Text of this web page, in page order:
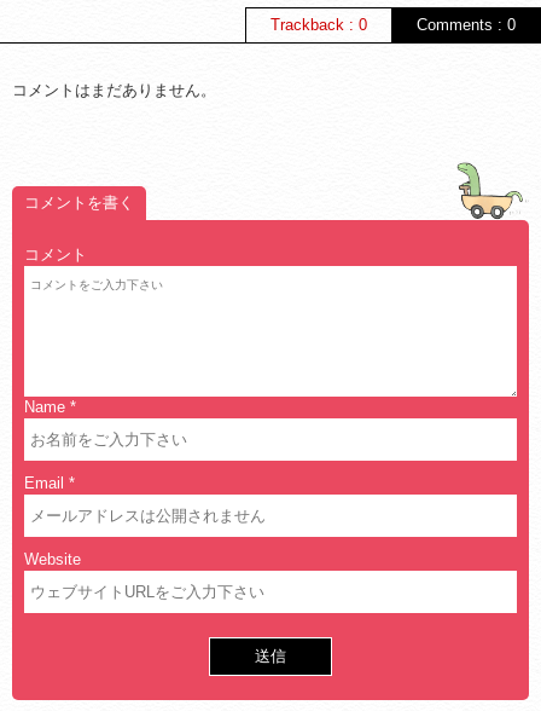
Comments : 0
Trackback : 0
コメントはまだありません。
コメントを書く
コメント
Name *
Email *
Website